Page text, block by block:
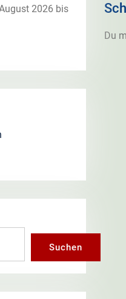
Du
2026 bis
Suchen